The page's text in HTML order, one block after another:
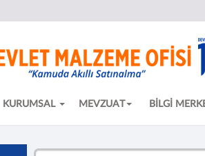
KURUMSAL MEVZUAT BİLGİ